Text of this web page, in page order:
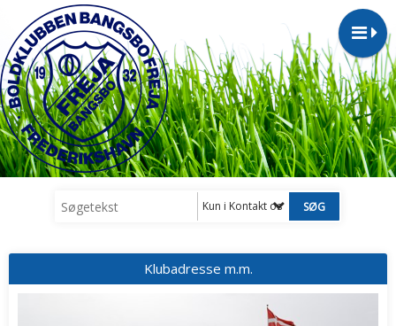
Kun i Kontakt os
Klubadresse m.m.